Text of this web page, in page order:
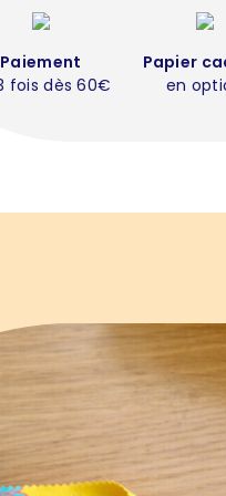
Paiement
fois dès 60€
Papier
en